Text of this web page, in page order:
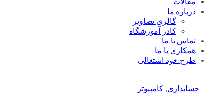
درباره ما
گالری تصاویر
کادر آموزشگاه
تماس با ما
همکاری با ما
طرح خود اشتغالی
حسابداری, کامپیوتر